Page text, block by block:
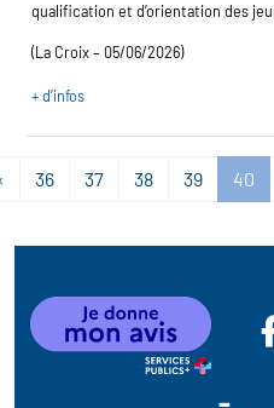
qualification et d’orientation des
(La Croix – 05/06/2026)
+ d’infos
36 37 38 39 40